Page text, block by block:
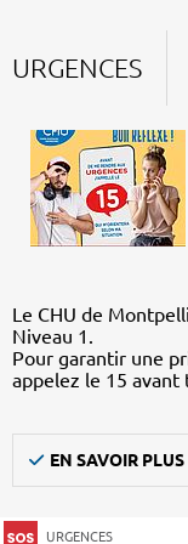
URGENCES
Le CHU de
Niveau 1.
Pour garantir une
appelez le 15 avant
EN SAVOIR PLUS
URGENCES